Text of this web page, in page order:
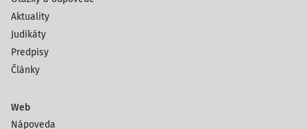
Aktuality
Judikáty
Predpisy
Články
Web
Nápoveda